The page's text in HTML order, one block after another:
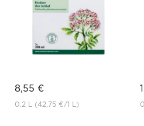
8,55 €
0.2 L (42,75 €/1 L)